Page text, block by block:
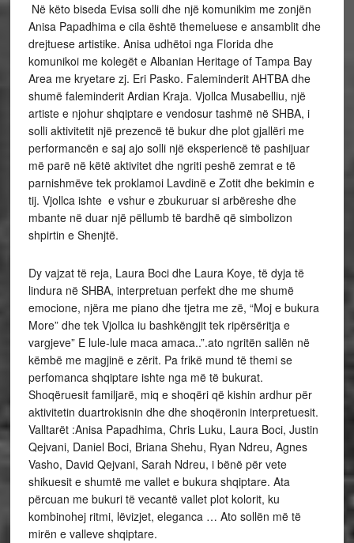
Në këto biseda Evisa solli dhe një komunikim me zonjën
Anisa Papadhima e cila është themeluese e ansamblit dhe
drejtuese artistike. Anisa udhëtoi nga Florida dhe
komunikoi me kolegët e Albanian Heritage of Tampa Bay
Area me kryetare zj. Eri Pasko. Faleminderit AHTBA dhe
shumë faleminderit Ardian Kraja. Vjollca Musabelliu, një
artiste e njohur shqiptare e vendosur tashmë në SHBA, i
solli aktivitetit një prezencë të bukur dhe plot gjallëri me
performancën e saj ajo solli një eksperiencë të pashijuar
më parë në këtë aktivitet dhe ngriti peshë zemrat e të
parnishmëve tek proklamoi Lavdinë e Zotit dhe bekimin e
tij. Vjollca ishte e vshur e zbukuruar si arbëreshe dhe
mbante në duar një pëllumb të bardhë që simbolizon
shpirtin e Shenjtë.
Dy vajzat të reja, Laura Boci dhe Laura Koye, të dyja të
lindura në SHBA, interpretuan perfekt dhe me shumë
emocione, njëra me piano dhe tjetra me zë, “Moj e bukura
More” dhe tek Vjollca iu bashkëngjit tek ripërsëritja e
vargjeve” E lule-lule maca amaca..”.ato ngritën sallën në
këmbë me magjinë e zërit. Pa frikë mund të themi se
perfomanca shqiptare ishte nga më të bukurat.
Shoqëruesit familjarë, miq e shoqëri që kishin ardhur për
aktivitetin duartrokisnin dhe dhe shoqëronin interpretuesit.
Valltarët :Anisa Papadhima, Chris Luku, Laura Boci, Justin
Qejvani, Daniel Boci, Briana Shehu, Ryan Ndreu, Agnes
Vasho, David Qejvani, Sarah Ndreu, i bënë për vete
shikuesit e shumtë me vallet e bukura shqiptare. Ata
përcuan me bukuri të vecantë vallet plot kolorit, ku
kombinohej ritmi, lëvizjet, eleganca … Ato sollën më të
mirën e valleve shqiptare.